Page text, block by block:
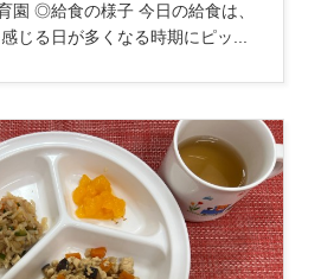
園 ◎給食の様子 今日の給食は、
じる日が多くなる時期にピッ...